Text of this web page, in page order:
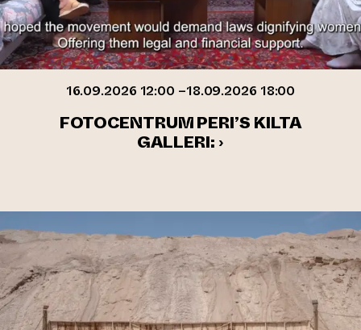
16.09.2026 12:00 –18.09.2026 18:00
FOTOCENTRUM PERI’S KILTA
GALLERI: ›